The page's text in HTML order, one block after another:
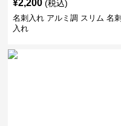
¥2,200 (税込)
名刺入れ アルミ調 スリム 名刺
入れ